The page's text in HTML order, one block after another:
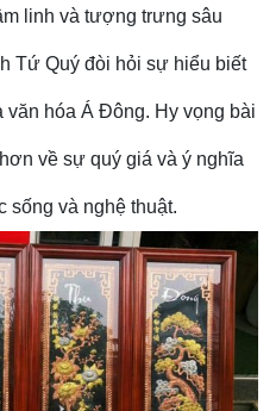
linh và tượng trưng sâu
Tứ Quý đòi hỏi sự hiểu biết
văn hóa Á Đông. Hy vọng bài
về sự quý giá và ý nghĩa
sống và nghệ thuật.